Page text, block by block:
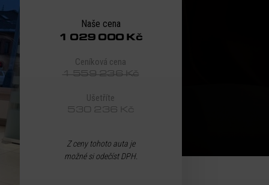
Naše cena
1 029 000 Kč
Ceníková cena
1 559 236 Kč
Ušetříte
530 236 Kč
Z ceny tohoto auta je
možné si odečíst DPH.